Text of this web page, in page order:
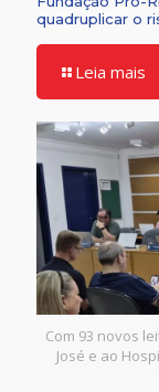
quadruplicar o
Leia mais
Com 93 novos
José e ao